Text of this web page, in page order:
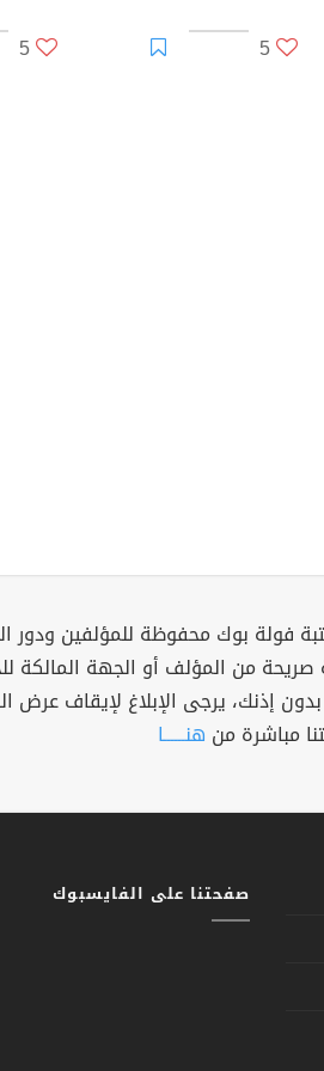
5
5
فولة بوك محفوظة للمؤلفين ودور
من المؤلف أو الجهة المالكة
إذنك، يرجى الإبلاغ لإيقاف عرض
مباشرة من هنــــــا
صفحتنا على الفايسبوك